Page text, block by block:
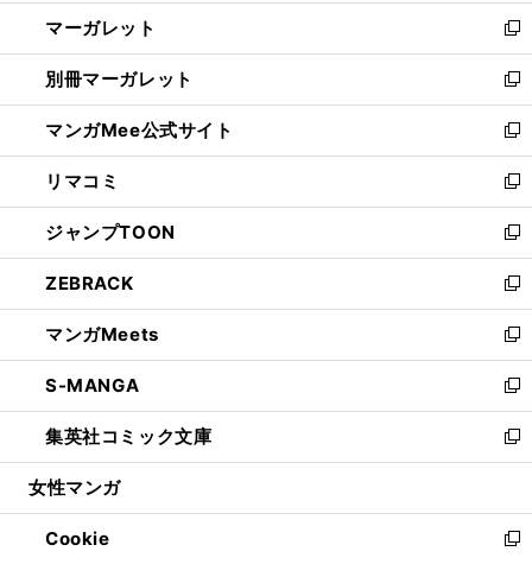
く
で
開
く
ン
ド
ウ
で
開
く
し
い
ウ
ィ
ン
ド
ウ
で
開
く
マーガレット
新
し
い
ウ
ィ
ン
ド
ウ
で
開
く
別冊マーガレット
新
し
い
ウ
ィ
ン
ド
ウ
で
開
く
マンガMee公式サイト
新
し
い
ウ
ィ
ン
ド
ウ
で
開
く
リマコミ
新
し
い
ウ
ィ
ン
ド
ウ
で
開
く
ジャンプTOON
新
し
い
ウ
ィ
ン
ド
ウ
で
開
ZEBRACK
新
し
い
ウ
ィ
ン
ド
ウ
開
く
マンガMeets
新
し
い
ウ
ィ
ン
ウ
で
S-MANGA
新
し
い
ウ
ン
ド
集英社コミック文庫
新
し
ウ
ィ
女性マンガ
Cookie
新